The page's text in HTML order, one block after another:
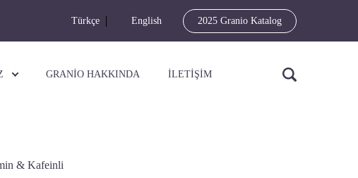
Türkçe English 2025 Granio Katalog
GRANİO HAKKINDA İLETİŞİM
& Kafeinli